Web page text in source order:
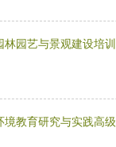
林园艺与景观建设培训
境教育研究与实践高级